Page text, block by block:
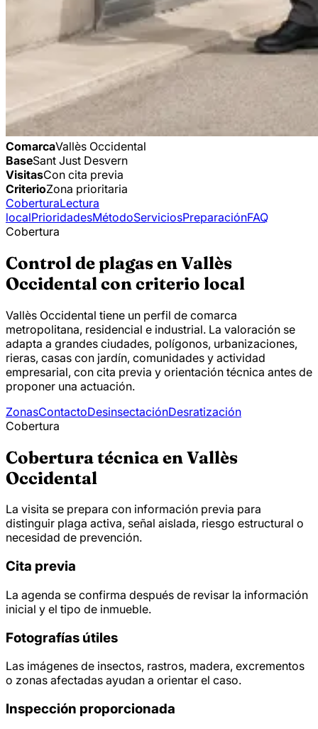
ComarcaVallès Occidental
BaseSant Just Desvern
VisitasCon cita previa
CriterioZona prioritaria
CoberturaLectura
localPrioridadesMétodoServiciosPreparaciónFAQ
Cobertura
Control de plagas en Vallès
Occidental con criterio local
Vallès Occidental tiene un perfil de comarca
metropolitana, residencial e industrial. La valoración se
adapta a grandes ciudades, polígonos, urbanizaciones,
rieras, casas con jardín, comunidades y actividad
empresarial, con cita previa y orientación técnica antes de
proponer una actuación.
ZonasContactoDesinsectaciónDesratización
Cobertura
Cobertura técnica en Vallès
Occidental
La visita se prepara con información previa para
distinguir plaga activa, señal aislada, riesgo estructural o
necesidad de prevención.
Cita previa
La agenda se confirma después de revisar la información
inicial y el tipo de inmueble.
Fotografías útiles
Las imágenes de insectos, rastros, madera, excrementos
o zonas afectadas ayudan a orientar el caso.
Inspección proporcionada